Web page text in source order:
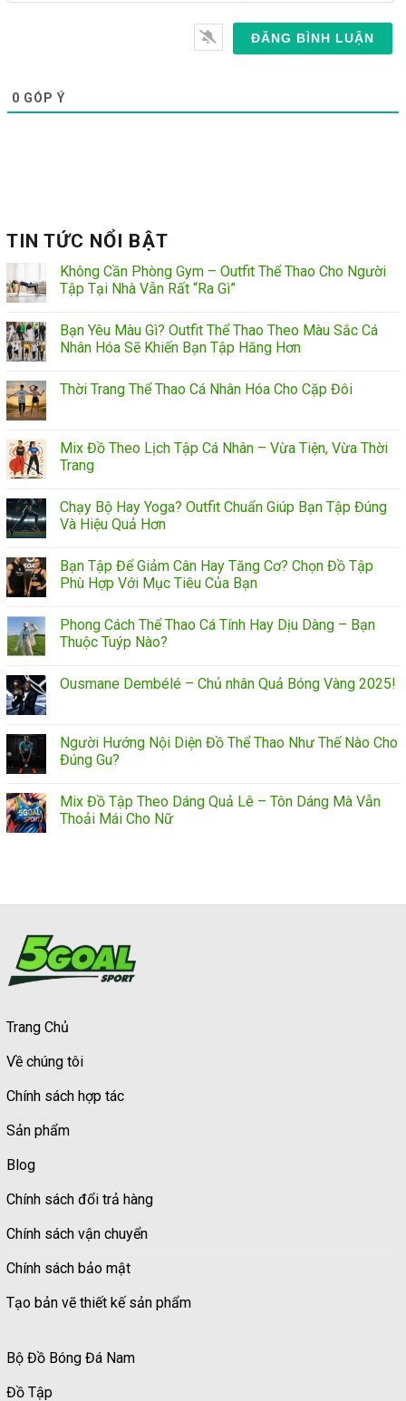
0 GÓP Ý
TIN TỨC NỔI BẬT
Không Cần Phòng Gym – Outfit Thể Thao Cho Người
Tập Tại Nhà Vẫn Rất “Ra Gì”
Bạn Yêu Màu Gì? Outfit Thể Thao Theo Màu Sắc Cá
Nhân Hóa Sẽ Khiến Bạn Tập Hăng Hơn
Thời Trang Thể Thao Cá Nhân Hóa Cho Cặp Đôi
Mix Đồ Theo Lịch Tập Cá Nhân – Vừa Tiện, Vừa Thời
Trang
Chạy Bộ Hay Yoga? Outfit Chuẩn Giúp Bạn Tập Đúng
Và Hiệu Quả Hơn
Bạn Tập Để Giảm Cân Hay Tăng Cơ? Chọn Đồ Tập
Phù Hợp Với Mục Tiêu Của Bạn
Phong Cách Thể Thao Cá Tính Hay Dịu Dàng – Bạn
Thuộc Tuýp Nào?
Ousmane Dembélé – Chủ nhân Quả Bóng Vàng 2025!
Người Hướng Nội Diện Đồ Thể Thao Như Thế Nào Cho
Đúng Gu?
Mix Đồ Tập Theo Dáng Quả Lê – Tôn Dáng Mà Vẫn
Thoải Mái Cho Nữ
Trang Chủ
Về chúng tôi
Chính sách hợp tác
Sản phẩm
Blog
Chính sách đổi trả hàng
Chính sách vận chuyển
Chính sách bảo mật
Tạo bản vẽ thiết kế sản phẩm
Bộ Đồ Bóng Đá Nam
Đồ Tập